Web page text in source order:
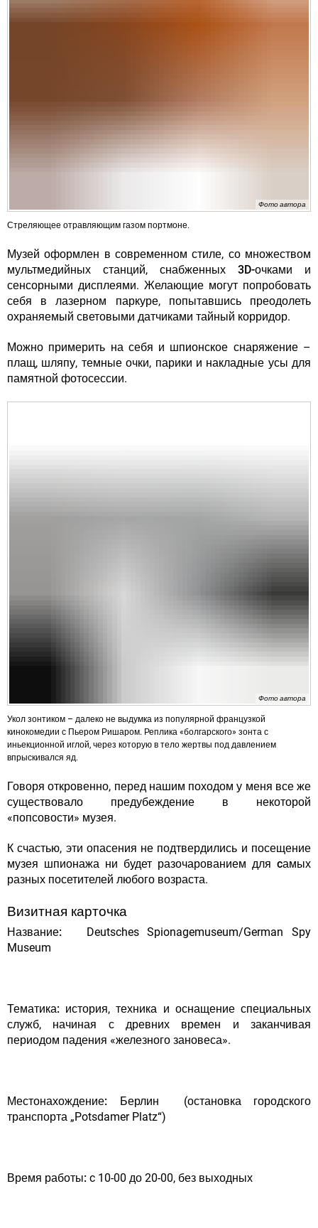
Фото автора
Стреляющее отравляющим газом портмоне.
Музей оформлен в современном стиле, со множеством
мультмедийных станций, снабженных 3D-очками и
сенсорными дисплеями. Желающие могут попробовать
себя в лазерном паркуре, попытавшись преодолеть
охраняемый световыми датчиками тайный корридор.
Можно примерить на себя и шпионское снаряжение–
плащ, шляпу, темные очки, парики и накладные усы для
памятной фотосессии.
Фото автора
Укол зонтиком – далеко не выдумка из популярной французкой
кинокомедии с Пьером Ришаром. Реплика «болгарского» зонта с
иньекционной иглой, через которую в тело жертвы под давлением
впрыскивался яд.
Говоря откровенно, перед нашим походом у меня все же
существовало предубеждение в некоторой
«попсовости» музея.
К счастью, эти опасения не подтвердились и посещение
музея шпионажа ни будет разочарованием для cамых
разных посетителей любого возраста.
Визитная карточка
Название:
Deutsches Spionagemuseum/German Spy
Museum
Тематика: история, техника и оснащение специальных
служб, начиная с древних времен и заканчивая
периодом падения «железного зановеса».
Местонахождение:
Берлин (остановка городского
транспорта „Potsdamer Platz“)
Время работы: c 10-00 до 20-00, без выходных